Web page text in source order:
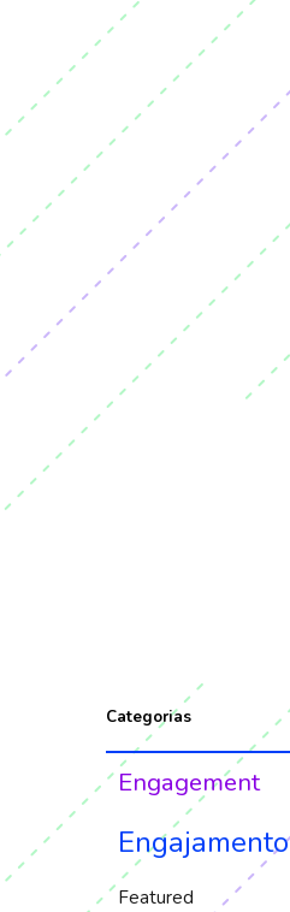
Categorias
Engagement
Engajamento
Featured